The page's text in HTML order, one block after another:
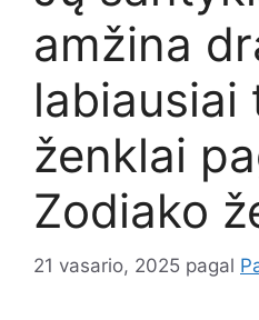
amžina
labiausiai
ženklai
Zodiako
21 vasario, 2025 pagal